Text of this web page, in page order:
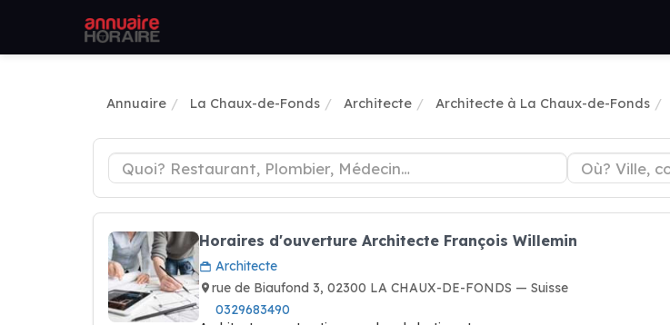
Annuaire La Chaux-de-Fonds Architecte Architecte à La Chaux-de-Fonds
Horaires d'ouverture Architecte François Willemin
Architecte
rue de Biaufond 3, 02300 LA CHAUX-DE-FONDS — Suisse
0329683490